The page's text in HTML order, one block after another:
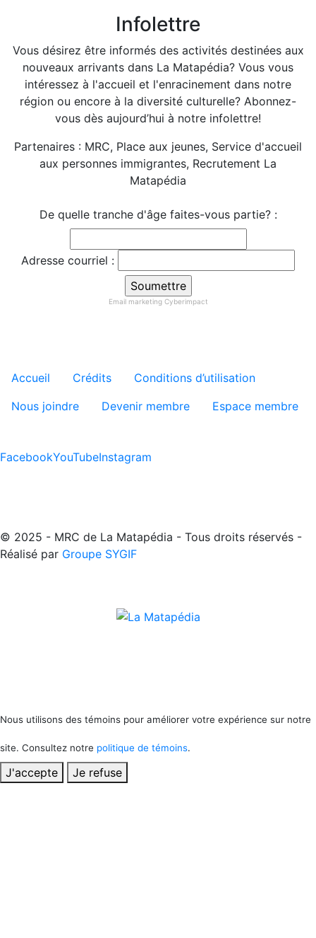
Infolettre
Vous désirez être informés des activités destinées aux
nouveaux arrivants dans La Matapédia? Vous vous
intéressez à l'accueil et l'enracinement dans notre
région ou encore à la diversité culturelle? Abonnez-
vous dès aujourd’hui à notre infolettre!
Partenaires : MRC, Place aux jeunes, Service d'accueil
aux personnes immigrantes, Recrutement La
Matapédia
De quelle tranche d'âge faites-vous partie? :
Adresse courriel :
Email marketing Cyberimpact
Menu tertiaire de pied de
Accueil Crédits
Conditions d’utilisation
Nous joindre
Devenir membre Espace membre
FacebookYouTubeInstagram
© 2025 - MRC de La Matapédia - Tous droits réservés -
Réalisé par Groupe SYGIF
Nous utilisons des témoins pour améliorer votre expérience sur notre
site. Consultez notre politique de témoins.
J'accepte Je refuse